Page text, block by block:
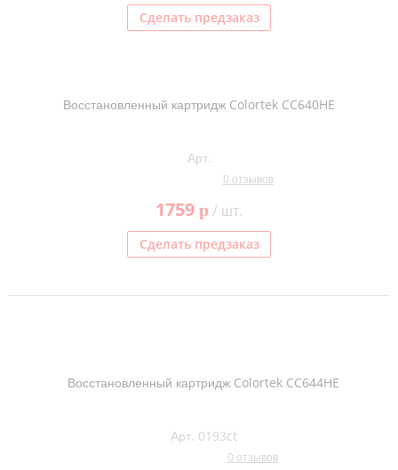
Сделать предзаказ
Восстановленный картридж Colortek CC640HE
Арт.
0 отзывов
1759 p/ шт.
Сделать предзаказ
Восстановленный картридж Colortek CC644HE
Арт. 0193ct
0 отзывов